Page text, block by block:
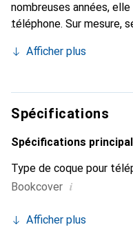
nombreuses années,
téléphone. Sur mesure,
et indispensable de
marque Noreve est un
exigeante.
Afficher plus
Spécifications
Spécifications
Type de coque pour
Bookcover i
Afficher plus